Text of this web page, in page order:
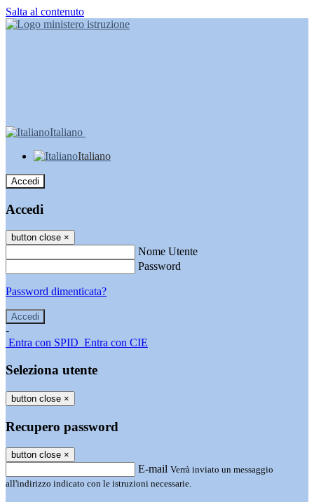
Salta al contenuto
Italiano
Italiano
Accedi
Accedi
button close ×
Nome Utente
Password
Password dimenticata?
-
Entra con SPID Entra con CIE
Seleziona utente
button close ×
Recupero password
button close ×
E-mail Verrà inviato un messaggio
all'indirizzo indicato con le istruzioni necessarie.